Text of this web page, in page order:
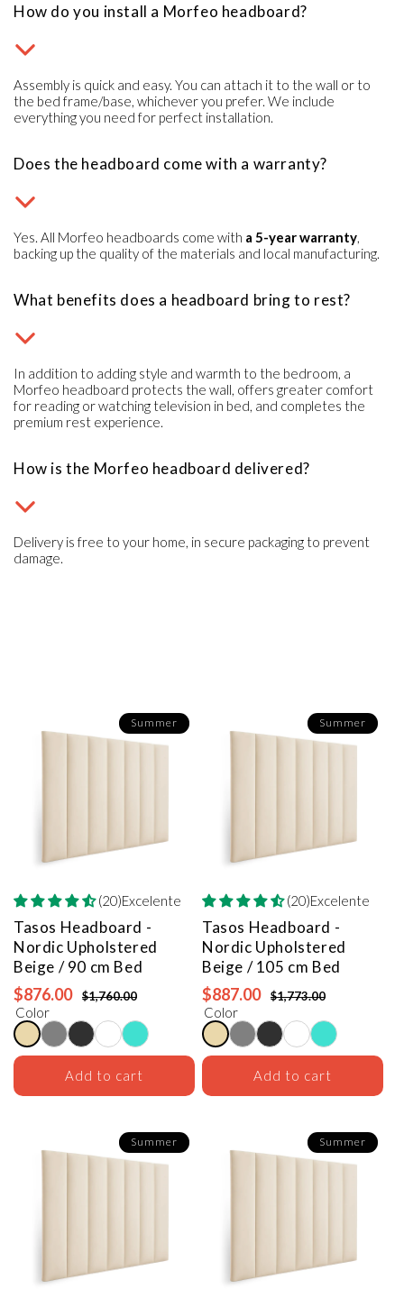
How do you install a Morfeo headboard?
Assembly is quick and easy. You can attach it to the wall or to
the bed frame/base, whichever you prefer. We include
everything you need for perfect installation.
Does the headboard come with a warranty?
Yes. All Morfeo headboards come with a 5-year warranty
backing up the quality of the materials and local manufacturing.
What benefits does a headboard bring to rest?
In addition to adding style and warmth to the bedroom, a
Morfeo headboard protects the wall, offers greater comfort
for reading or watching television in bed, and completes the
premium rest experience.
How is the Morfeo headboard delivered?
Delivery is free to your home, in secure packaging to prevent
damage.
Summer
(20)Excelente
Tasos Headboard -
Nordic Upholstered
Beige / 90 cm Bed
$876.00 $1,760.00
Color
Add to cart
Summer
(20)Excelente
Tasos Headboard -
Nordic Upholstered
Beige / 105 cm Bed
$887.00 $1,773.00
Color
Add to cart
Summer Summer